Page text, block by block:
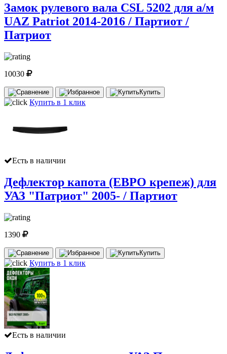
Замок рулевого вала CSL 5202 для а/м
UAZ Patriot 2014-2016 / Партиот /
Патриот
10030
Купить
Купить в 1 клик
Есть в наличии
Дефлектор капота (ЕВРО крепеж) для
УАЗ "Патриот" 2005- / Партиот
1390
Купить
Купить в 1 клик
Есть в наличии